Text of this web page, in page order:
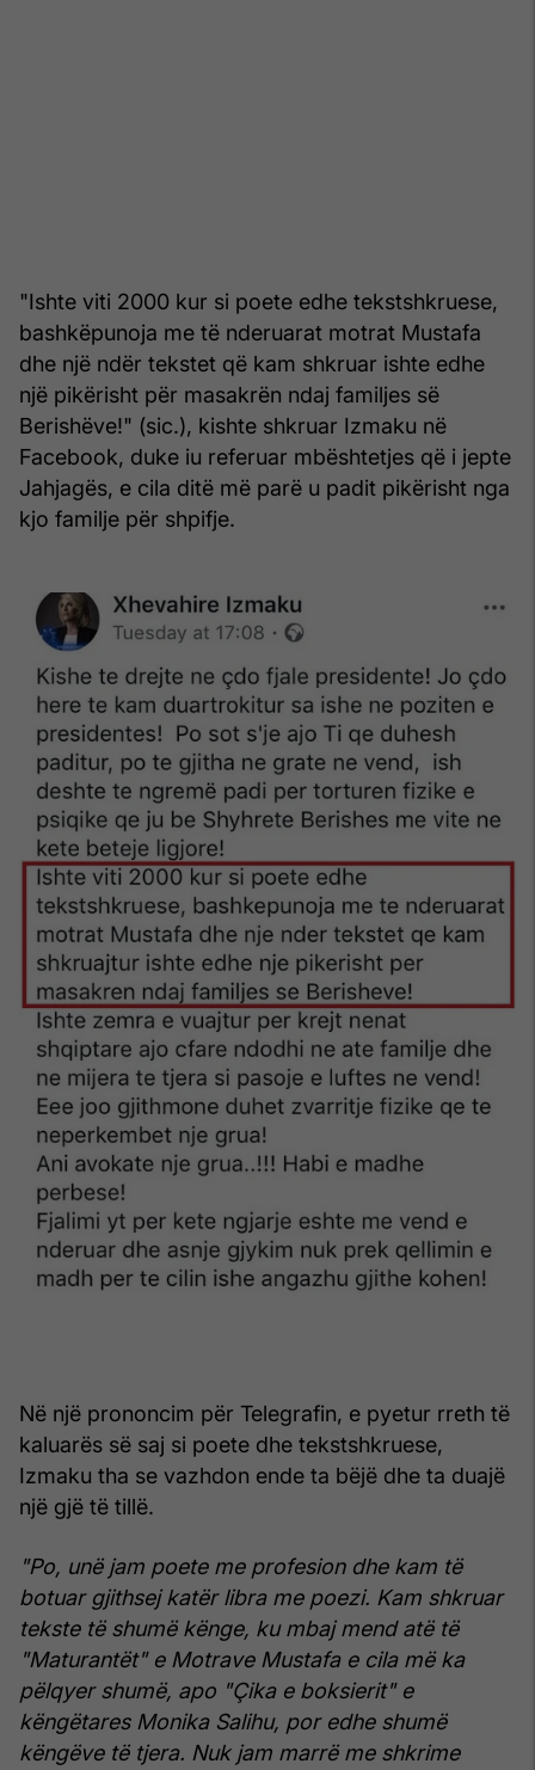
"Ishte viti 2000 kur si poete edhe tekstshkruese,
bashkëpunoja me të nderuarat motrat Mustafa
dhe një ndër tekstet që kam shkruar ishte edhe
një pikërisht për masakrën ndaj familjes së
Berishëve!" (sic.), kishte shkruar Izmaku në
Facebook, duke iu referuar mbështetjes që i jepte
Jahjagës, e cila ditë më parë u padit pikërisht nga
kjo familje për shpifje.
Në një prononcim për Telegrafin, e pyetur rreth të
kaluarës së saj si poete dhe tekstshkruese,
Izmaku tha se vazhdon ende ta bëjë dhe ta duajë
një gjë të tillë.
"Po, unë jam poete me profesion dhe kam të
botuar gjithsej katër libra me poezi. Kam shkruar
tekste të shumë kënge, ku mbaj mend atë të
"Maturantët" e Motrave Mustafa e cila më ka
pëlqyer shumë, apo "Çika e boksierit" e
këngëtares Monika Salihu, por edhe shumë
këngëve të tjera. Nuk jam marrë me shkrime